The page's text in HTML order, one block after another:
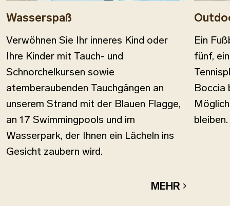
Wasserspaß
Verwöhnen Sie Ihr inneres Kind oder
Ihre Kinder mit Tauch- und
Schnorchelkursen sowie
atemberaubenden Tauchgängen an
unserem Strand mit der Blauen Flagge,
an 17 Swimmingpools und im
Wasserpark, der Ihnen ein Lächeln ins
Gesicht zaubern wird.
MEHR
Ein
fünf,
Boccia
bleiben.